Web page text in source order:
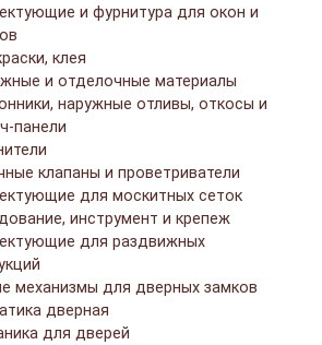
и фурнитура для окон и
клея
и отделочные материалы
наружные отливы, откосы и
панели
клапаны и проветриватели
для москитных сеток
инструмент и крепеж
для раздвижных
механизмы для дверных замков
дверная
для дверей